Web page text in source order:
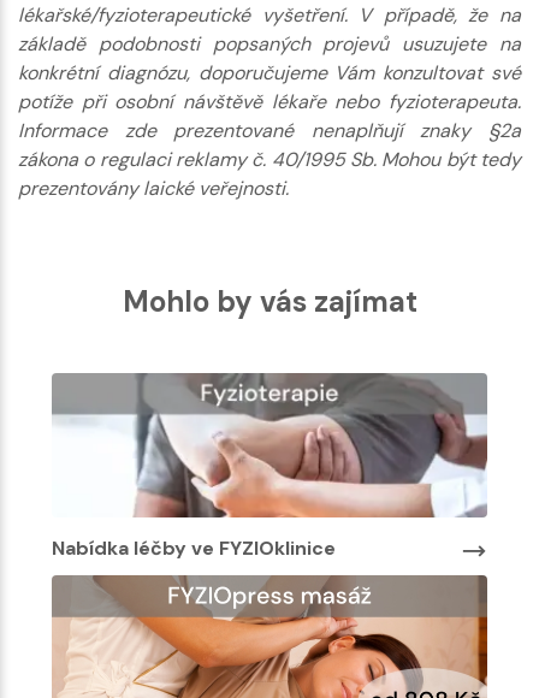
lékařské/fyzioterapeutické vyšetření. V případě, že na
základě podobnosti popsaných projevů usuzujete na
konkrétní diagnózu, doporučujeme Vám konzultovat své
potíže při osobní návštěvě lékaře nebo fyzioterapeuta.
Informace zde prezentované nenaplňují znaky §2a
zákona o regulaci reklamy č. 40/1995 Sb. Mohou být tedy
prezentovány laické veřejnosti.
Mohlo by vás zajímat
Nabídka léčby ve FYZIOklinice